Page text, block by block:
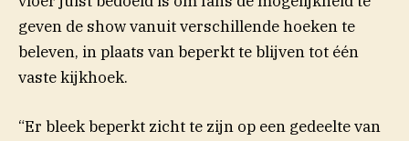
geven de show vanuit verschillende hoeken te
beleven, in plaats van beperkt te blijven tot één
vaste kijkhoek.
“Er bleek beperkt zicht te zijn op een gedeelte van